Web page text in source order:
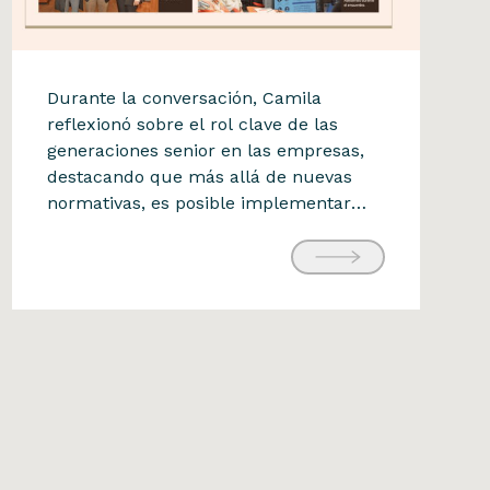
Diario Financiero
Camila Mohr participó en
encuentro
#SomosFinancieras sobre
retención de talento 50+
Durante la conversación, Camila
reflexionó sobre el rol clave de las
generaciones senior en las empresas,
destacando que más allá de nuevas
normativas, es posible implementar
en la transmisión de la cultura
organizacional, el propósito y la
experiencia acumulada. El encuentro